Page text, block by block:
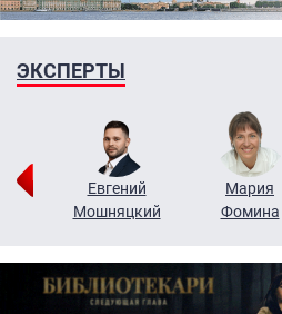
ЭКСПЕРТЫ
Евгений
Мошняцкий
Мария
Фомина